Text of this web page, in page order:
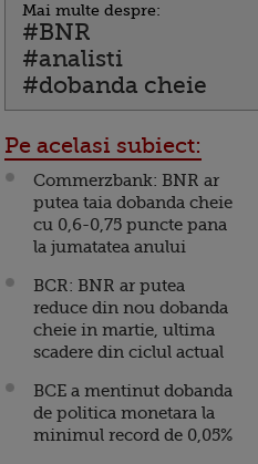
Mai multe despre:
#BNR
#analisti
#dobanda cheie
Pe acelasi subiect:
Commerzbank: BNR ar
putea taia dobanda cheie
cu 0,6-0,75 puncte pana
la jumatatea anului
BCR: BNR ar putea
reduce din nou dobanda
cheie in martie, ultima
scadere din ciclul actual
BCE a mentinut dobanda
de politica monetara la
minimul record de 0,05%